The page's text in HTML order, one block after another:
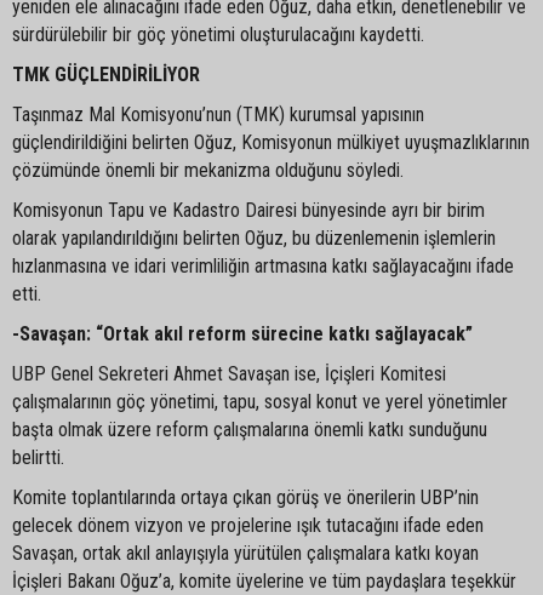
yeniden ele alınacağını ifade eden Oğuz, daha etkin, denetlenebilir ve
sürdürülebilir bir göç yönetimi oluşturulacağını kaydetti.
TMK GÜÇLENDİRİLİYOR
Taşınmaz Mal Komisyonu’nun (TMK) kurumsal yapısının
güçlendirildiğini belirten Oğuz, Komisyonun mülkiyet uyuşmazlıklarının
çözümünde önemli bir mekanizma olduğunu söyledi.
Komisyonun Tapu ve Kadastro Dairesi bünyesinde ayrı bir birim
olarak yapılandırıldığını belirten Oğuz, bu düzenlemenin işlemlerin
hızlanmasına ve idari verimliliğin artmasına katkı sağlayacağını ifade
etti.
-Savaşan: “Ortak akıl reform sürecine katkı sağlayacak”
UBP Genel Sekreteri Ahmet Savaşan ise, İçişleri Komitesi
çalışmalarının göç yönetimi, tapu, sosyal konut ve yerel yönetimler
başta olmak üzere reform çalışmalarına önemli katkı sunduğunu
belirtti.
Komite toplantılarında ortaya çıkan görüş ve önerilerin UBP’nin
gelecek dönem vizyon ve projelerine ışık tutacağını ifade eden
Savaşan, ortak akıl anlayışıyla yürütülen çalışmalara katkı koyan
İçişleri Bakanı Oğuz’a, komite üyelerine ve tüm paydaşlara teşekkür